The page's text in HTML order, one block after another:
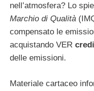
nell’atmosfera? Lo
Marchio di Qualità
compensato le
acquistando VER
delle emissioni.
Materiale cartaceo